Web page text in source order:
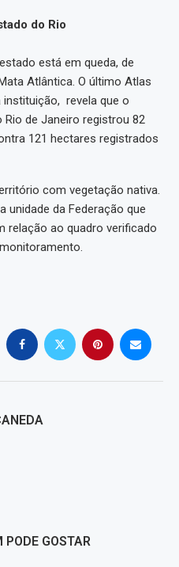
do Rio
está em queda, de
Atlântica. O último Atlas
instituição, revela que o
de Janeiro registrou 82
121 hectares registrados
com vegetação nativa.
unidade da Federação que
relação ao quadro verificado
PODE GOSTAR